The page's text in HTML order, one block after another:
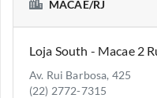
MACAE/RJ
Loja South - Macae 2
Av. Rui Barbosa, 425
(22) 2772-7315